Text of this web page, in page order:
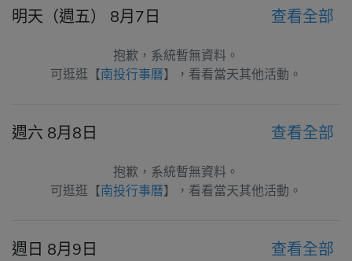
明天（週五） 8月7日 查看全部
抱歉，系統暫無資料。
可逛逛【南投行事曆】，看看當天其他活動。
週六 8月8日 查看全部
抱歉，系統暫無資料。
可逛逛【南投行事曆】，看看當天其他活動。
週日 8月9日 查看全部